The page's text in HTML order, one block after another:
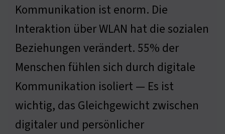
Kommunikation ist enorm. Die
Interaktion über WLAN hat die sozialen
Beziehungen verändert. 55% der
Menschen fühlen sich durch digitale
Kommunikation isoliert — Es ist
wichtig, das Gleichgewicht zwischen
digitaler und persönlicher